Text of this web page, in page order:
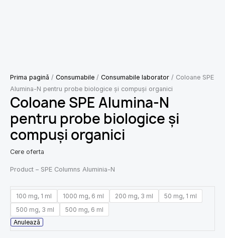
Prima pagină / Consumabile / Consumabile laborator / Coloane SPE
Alumina-N pentru probe biologice și compuși organici
Coloane SPE Alumina-N
pentru probe biologice și
compuși organici
Cere oferta
Product – SPE Columns Aluminia-N
100 mg, 1 ml 1000 mg, 6 ml 200 mg, 3 ml
50 mg, 1 ml
500 mg, 3 ml
500 mg, 6 ml
Anulează